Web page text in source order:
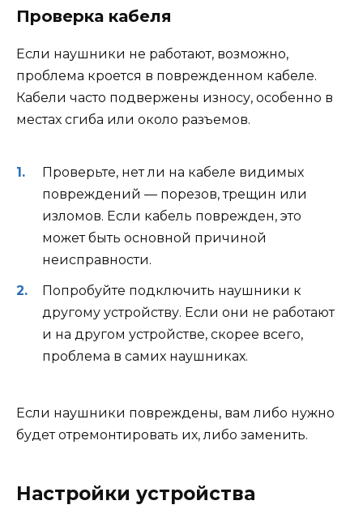
Проверка кабеля
Если наушники не работают, возможно,
проблема кроется в поврежденном кабеле.
Кабели часто подвержены износу, особенно в
местах сгиба или около разъемов.
Проверьте, нет ли на кабеле видимых
повреждений — порезов, трещин или
изломов. Если кабель поврежден, это
может быть основной причиной
неисправности.
Попробуйте подключить наушники к
другому устройству. Если они не работают
и на другом устройстве, скорее всего,
проблема в самих наушниках.
Если наушники повреждены, вам либо нужно
будет отремонтировать их, либо заменить.
Настройки устройства